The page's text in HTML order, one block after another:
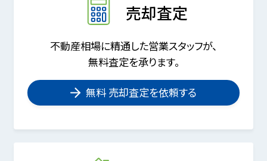
売却査定
不動産相場に精通した営業スタッフが、
無料査定を承ります。
無料 売却査定を依頼する